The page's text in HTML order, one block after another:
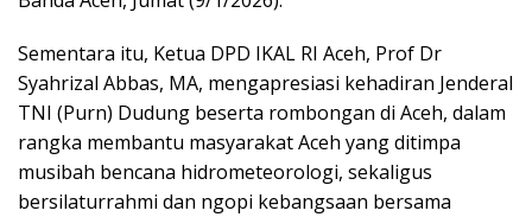
Sementara itu, Ketua DPD IKAL RI Aceh, Prof Dr
Syahrizal Abbas, MA, mengapresiasi kehadiran Jenderal
TNI (Purn) Dudung beserta rombongan di Aceh, dalam
rangka membantu masyarakat Aceh yang ditimpa
musibah bencana hidrometeorologi, sekaligus
bersilaturrahmi dan ngopi kebangsaan bersama